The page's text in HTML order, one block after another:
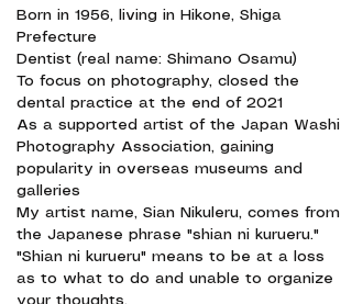
Born in 1956, living in Hikone, Shiga
Prefecture
Dentist (real name: Shimano Osamu)
To focus on photography, closed the
dental practice at the end of 2021
As a supported artist of the Japan Washi
Photography Association, gaining
popularity in overseas museums and
galleries
My artist name, Sian Nikuleru, comes from
the Japanese phrase "shian ni kurueru."
"Shian ni kurueru" means to be at a loss
as to what to do and unable to organize
your thoughts.